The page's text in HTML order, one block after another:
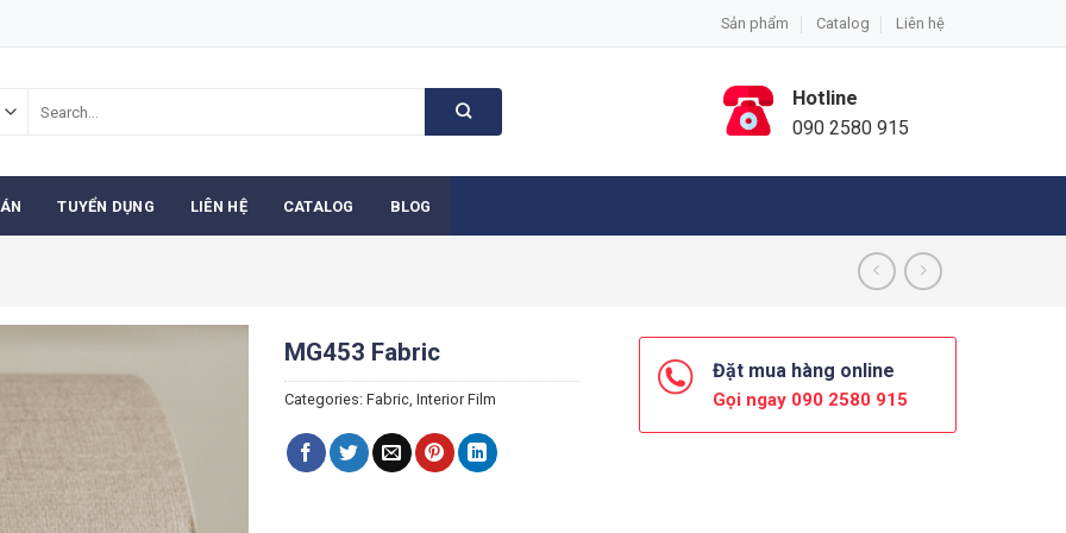
Sản phẩm Catalog Liên hệ
for:
Hotline
090 2580 915
TUYỂN DỤNG LIÊN HỆ CATALOG BLOG
MG453 Fabric
Categories: Fabric, Interior Film
Đặt mua hàng online
Gọi ngay 090 2580 915